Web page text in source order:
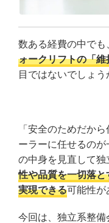
数ある経費の中で
ォークリフトの「維
目ではないでしょう
「安全のためだか
ーラーに任せるの
の中身を見直して独
性や品質を一切落
実現できる可能性が
今回は、独立系整